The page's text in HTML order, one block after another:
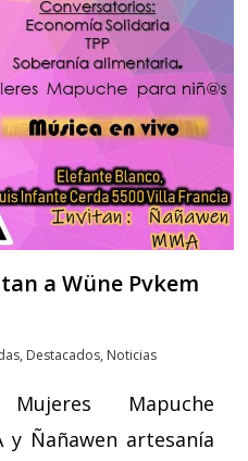
a Wüne Pvkem
, Destacados, Noticias
Mapuche
y Ñañawen artesanía